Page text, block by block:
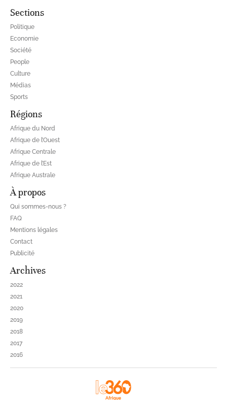
Sections
Politique
Economie
Société
People
Culture
Médias
Sports
Régions
Afrique du Nord
Afrique de l’Ouest
Afrique Centrale
Afrique de l’Est
Afrique Australe
À propos
Qui sommes-nous ?
FAQ
Mentions légales
Contact
Publicité
Archives
2022
2021
2020
2019
2018
2017
2016